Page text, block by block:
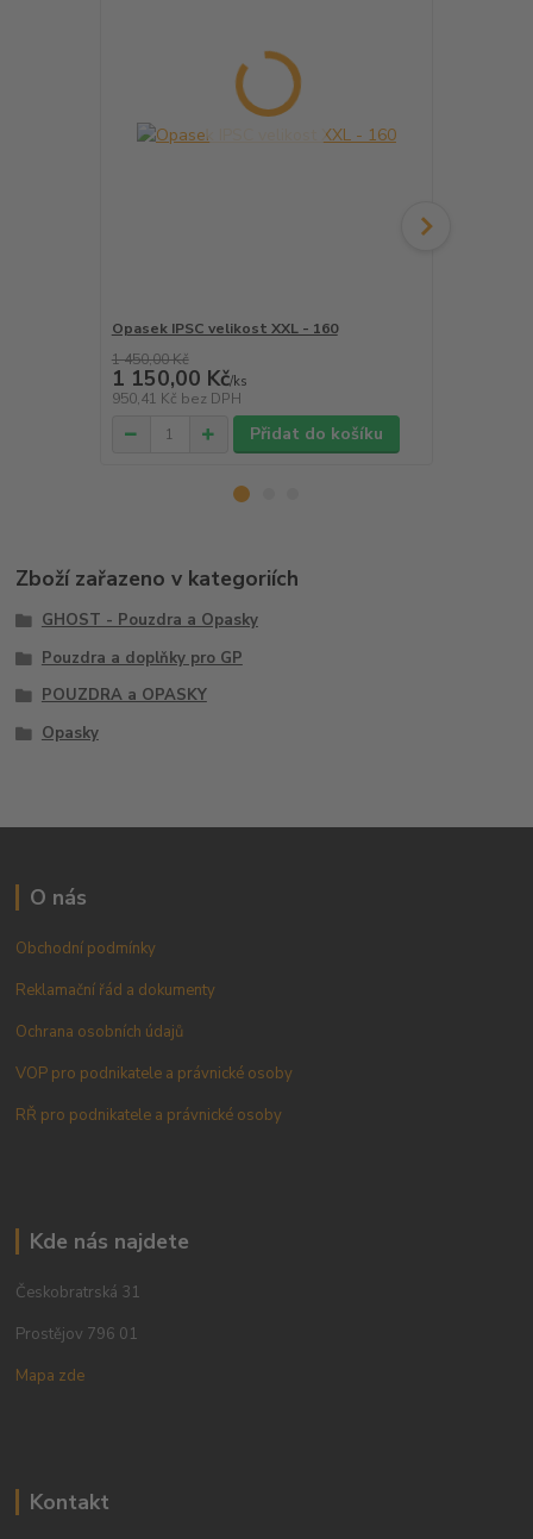
Opasek IPSC velikost XXL - 160
1 450,00 Kč
1 150,00 Kč/ks
950,41 Kč bez DPH
Přidat do košíku
Zboží zařazeno v kategoriích
GHOST - Pouzdra a Opasky
Pouzdra a doplňky pro GP
POUZDRA a OPASKY
Opasky
O nás
Obchodní podmínky
Reklamační řád a dokumenty
Ochrana osobních údajů
VOP pro podnikatele a právnické osoby
RŘ pro podnikatele a právnické osoby
Kde nás najdete
Českobratrská 31
Prostějov 796 01
Mapa zde
Kontakt